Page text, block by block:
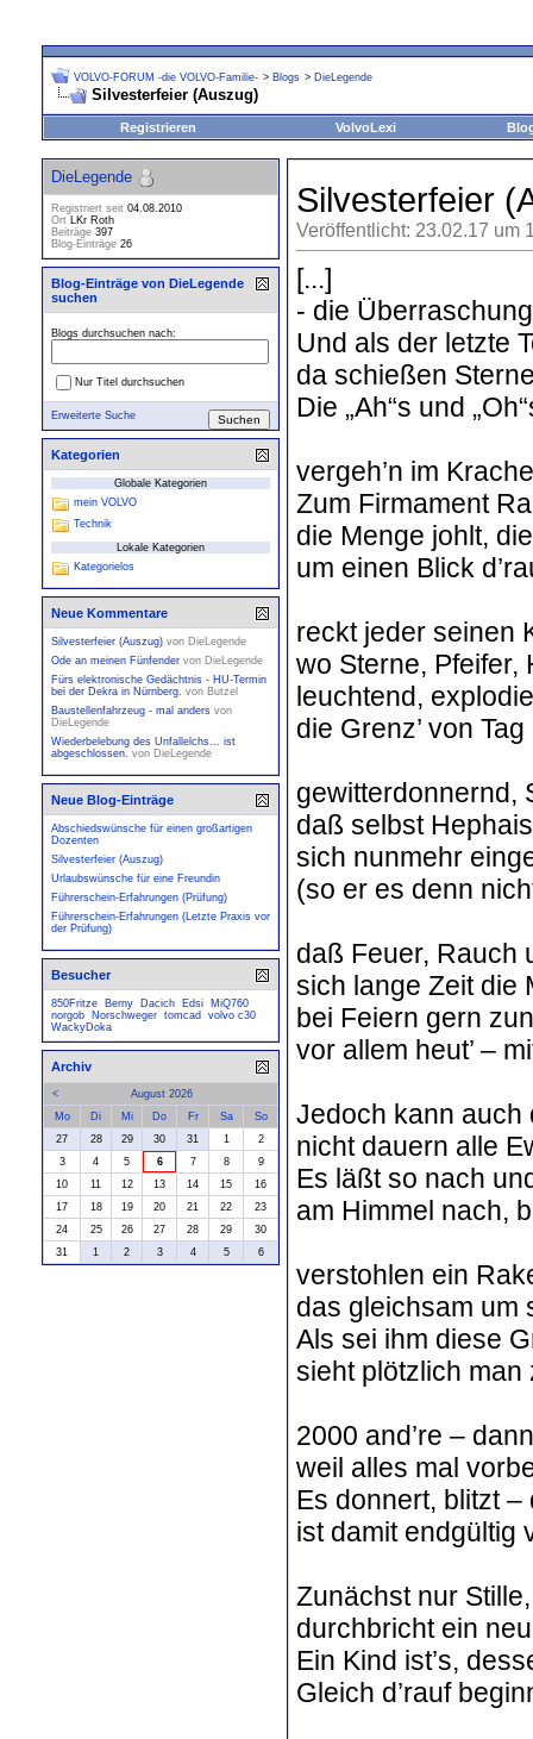
VOLVO-FORUM -die VOLVO-Familie- > Blogs > DieLegende
Silvesterfeier (Auszug)
Registrieren VolvoLexi
Silvesterfeier
Veröffentlicht: 23.02.17 um
[...]
- die
Und als der letzte
da schießen
Die „Ah“s und
vergeh’n im
Zum Firmament
die Menge johlt,
um einen Blick
reckt jeder seinen
wo Sterne, Pfeifer,
leuchtend,
die Grenz’ von
gewitterdonnernd,
daß selbst
sich nunmehr
(so er es denn
daß Feuer, Rauch
sich lange Zeit die
bei Feiern gern
vor allem heut’ –
Jedoch kann auch
nicht dauern alle
Es läßt so nach
am Himmel nach,
verstohlen ein
das gleichsam um
Als sei ihm diese
sieht plötzlich
2000 and’re –
weil alles mal
Es donnert, blitzt –
ist damit endgültig
Zunächst nur
durchbricht ein
Ein Kind ist’s,
Gleich d’rauf
DieLegende
Registriert seit 04.08.2010
Ort LKr Roth
Beiträge 397
Blog-Einträge 26
Blog-Einträge von DieLegende
suchen
Blogs durchsuchen nach:
Nur Titel durchsuchen
Erweiterte Suche
Kategorien
Globale Kategorien
mein VOLVO
Technik
Lokale Kategorien
Kategorielos
Neue Kommentare
Silvesterfeier (Auszug) von DieLegende
Ode an meinen Fünfender von DieLegende
Fürs elektronische Gedächtnis - HU-Termin
bei der Dekra in Nürnberg. von Butzel
Baustellenfahrzeug - mal anders von
DieLegende
Wiederbelebung des Unfallelchs... ist
abgeschlossen. von DieLegende
Neue Blog-Einträge
Abschiedswünsche für einen großartigen
Dozenten
Silvesterfeier (Auszug)
Urlaubswünsche für eine Freundin
Führerschein-Erfahrungen (Prüfung)
Führerschein-Erfahrungen (Letzte Praxis vor
der Prüfung)
Besucher
850Fritze Berny Dacich Edsi
MiQ760
norgob
Norschweger tomcad
volvo c30
WackyDoka
Archiv
<
August 2026
Mo
Di Mi Do Fr Sa
So
27
28 29 30 31 1
2
3
4 5 6 7 8
9
10
11 12 13 14 15
16
17
18 19 20 21 22
23
24
25 26 27 28 29
30
31
1 2 3 4 5 6